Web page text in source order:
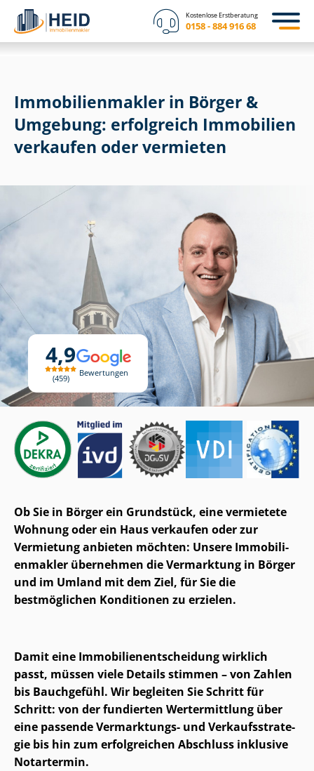
Kostenlose Erstberatung
0158 - 884 916 68
4,9
459
Bewertungen
Im­mo­bi­li­en­mak­ler in Börger &
Umgebung: erfolgreich Immobilien
verkaufen oder vermieten
Ob Sie in Börger ein Grundstück, eine vermietete
Wohnung oder ein Haus verkaufen oder zur
Vermietung anbieten möchten: Unsere Im­mo­bi­li­
en­mak­ler übernehmen die Vermarktung in Börger
und im Umland mit dem Ziel, für Sie die
bestmöglichen Konditionen zu erzielen.
Damit eine Im­mo­bi­li­en­ent­schei­dung wirklich
passt, müssen viele Details stimmen – von Zahlen
bis Bauchgefühl. Wir begleiten Sie Schritt für
Schritt: von der fundierten Wertermittlung über
eine passende Vermarktungs- und Ver­kaufs­stra­te­
gie bis hin zum erfolgreichen Abschluss inklusive
Notartermin.